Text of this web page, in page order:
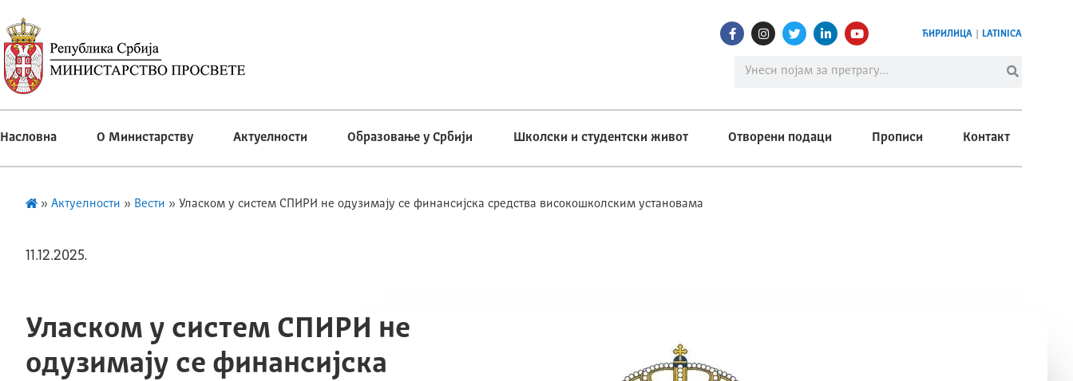
ЋИРИЛИЦА LATINICA
Насловна О Министарству Актуелности Образовање у Србији Школски и студентски живот Отворени подаци Прописи Контакт
» Актуелности » Вести » Уласком у систем СПИРИ не одузимају се финансијска средства високошколским установама
11.12.2025.
Уласком у систем СПИРИ не
одузимају се финансијска